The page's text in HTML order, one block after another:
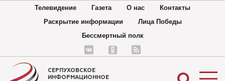
Телевидение Газета О нас
Контакты
Раскрытие информации
Лица Победы
Бессмертный полк
СЕРПУХОВСКОЕ
ИНФОРМАЦИОННОЕ